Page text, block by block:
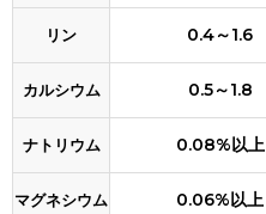
リン 0.4～1.6
カルシウム 0.5～1.8
ナトリウム 0.08%以上
マグネシウム 0.06%以上